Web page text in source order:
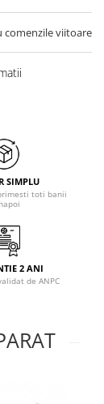
viitoare
SIMPLU
toti banii
2 ANI
de ANPC